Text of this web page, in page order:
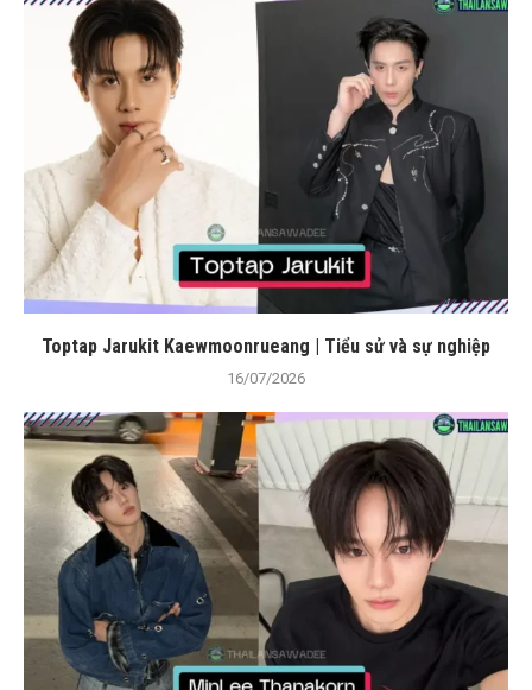
Toptap Jarukit Kaewmoonrueang | Tiểu sử và sự nghiệp
16/07/2026